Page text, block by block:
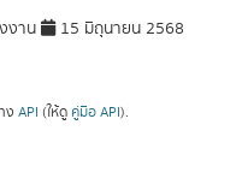
งาน 15 มิถุนายน 2568
ง API (ให้ดู คู่มือ API).